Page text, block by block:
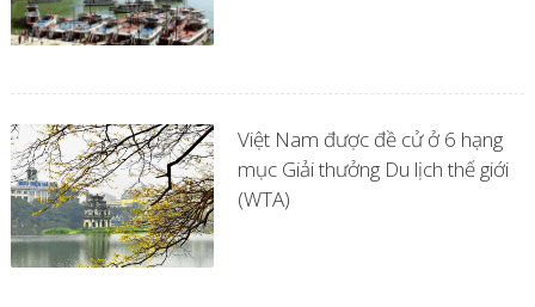
Việt Nam được đề cử ở 6 hạng
mục Giải thưởng Du lịch thế giới
(WTA)